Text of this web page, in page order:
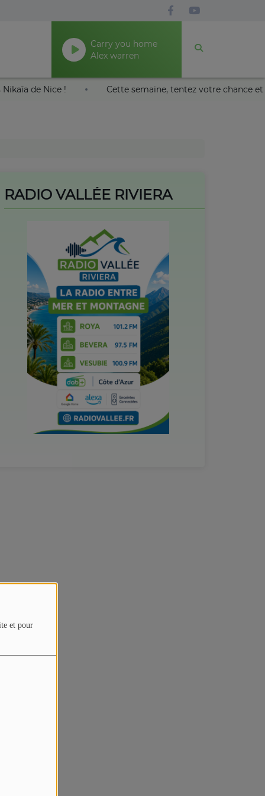
et pour
Carry you home
Alex warren
au Palais Nikaïa de Nice ! Cette semaine, tentez
RADIO VALLÉE RIVIERA